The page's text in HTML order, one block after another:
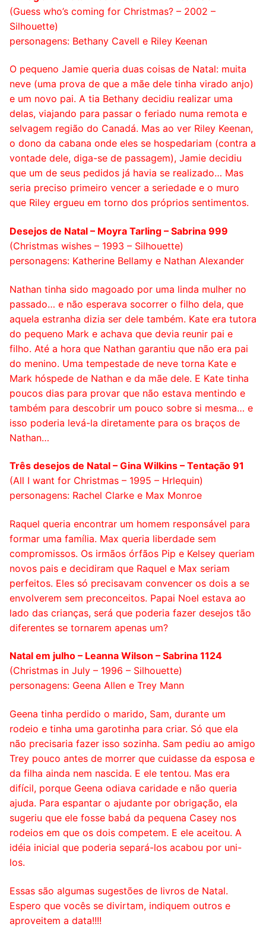
(Guess who’s coming for Christmas? – 2002 –
Silhouette)
personagens: Bethany Cavell e Riley Keenan
O pequeno Jamie queria duas coisas de Natal: muita
neve (uma prova de que a mãe dele tinha virado anjo)
e um novo pai. A tia Bethany decidiu realizar uma
delas, viajando para passar o feriado numa remota e
selvagem região do Canadá. Mas ao ver Riley Keenan,
o dono da cabana onde eles se hospedariam (contra a
vontade dele, diga-se de passagem), Jamie decidiu
que um de seus pedidos já havia se realizado… Mas
seria preciso primeiro vencer a seriedade e o muro
que Riley ergueu em torno dos próprios sentimentos.
Desejos de Natal – Moyra Tarling – Sabrina 999
(Christmas wishes – 1993 – Silhouette)
personagens: Katherine Bellamy e Nathan Alexander
Nathan tinha sido magoado por uma linda mulher no
passado… e não esperava socorrer o filho dela, que
aquela estranha dizia ser dele também. Kate era tutora
do pequeno Mark e achava que devia reunir pai e
filho. Até a hora que Nathan garantiu que não era pai
do menino. Uma tempestade de neve torna Kate e
Mark hóspede de Nathan e da mãe dele. E Kate tinha
poucos dias para provar que não estava mentindo e
também para descobrir um pouco sobre si mesma… e
isso poderia levá-la diretamente para os braços de
Nathan…
Três desejos de Natal – Gina Wilkins – Tentação 91
(All I want for Christmas – 1995 – Hrlequin)
personagens: Rachel Clarke e Max Monroe
Raquel queria encontrar um homem responsável para
formar uma família. Max queria liberdade sem
compromissos. Os irmãos órfãos Pip e Kelsey queriam
novos pais e decidiram que Raquel e Max seriam
perfeitos. Eles só precisavam convencer os dois a se
envolverem sem preconceitos. Papai Noel estava ao
lado das crianças, será que poderia fazer desejos tão
diferentes se tornarem apenas um?
Natal em julho – Leanna Wilson – Sabrina 1124
(Christmas in July – 1996 – Silhouette)
personagens: Geena Allen e Trey Mann
Geena tinha perdido o marido, Sam, durante um
rodeio e tinha uma garotinha para criar. Só que ela
não precisaria fazer isso sozinha. Sam pediu ao amigo
Trey pouco antes de morrer que cuidasse da esposa e
da filha ainda nem nascida. E ele tentou. Mas era
difícil, porque Geena odiava caridade e não queria
ajuda. Para espantar o ajudante por obrigação, ela
sugeriu que ele fosse babá da pequena Casey nos
rodeios em que os dois competem. E ele aceitou. A
idéia inicial que poderia separá-los acabou por uni-
los.
Essas são algumas sugestões de livros de Natal.
Espero que vocês se divirtam, indiquem outros e
aproveitem a data!!!!